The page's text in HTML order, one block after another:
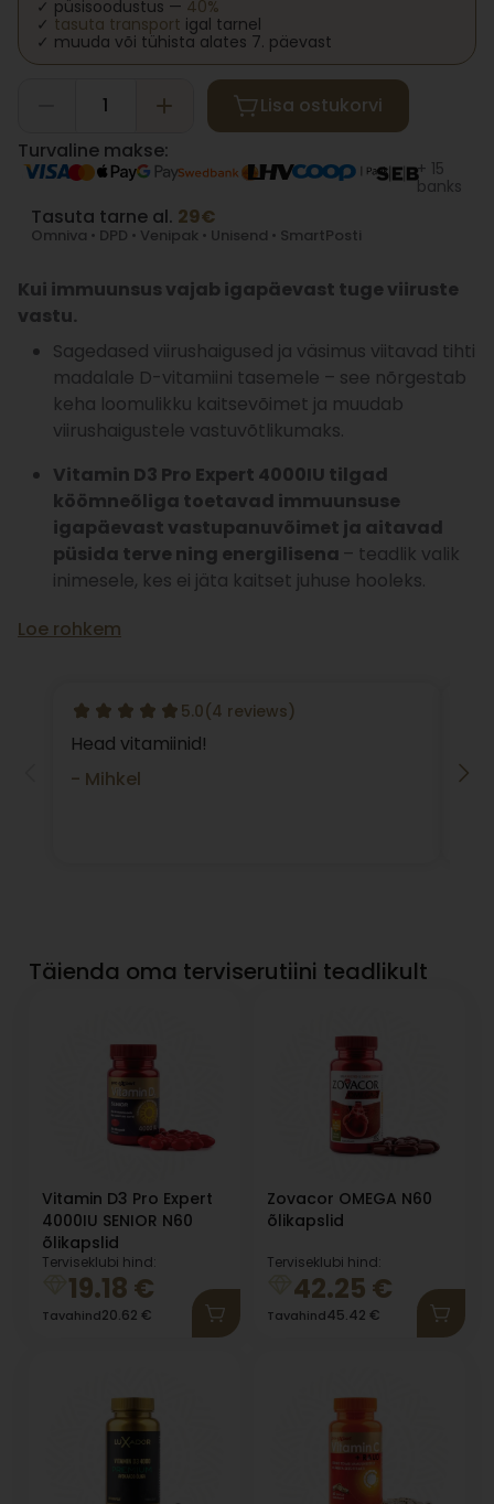
✓ püsisoodustus — 40%
✓ tasuta transport igal tarnel
✓ muuda või tühista alates 7. päevast
Lisa ostukorvi
Turvaline makse:
+ 15
banks
Tasuta tarne al. 29€
Omniva • DPD • Venipak • Unisend • SmartPosti
Kui immuunsus vajab igapäevast tuge viiruste
vastu.
Sagedased viirushaigused ja väsimus viitavad tihti
madalale D-vitamiini tasemele – see nõrgestab
keha loomulikku kaitsevõimet ja muudab
viirushaigustele vastuvõtlikumaks.
Vitamin D3 Pro Expert 4000IU tilgad
köömneõliga toetavad immuunsuse
igapäevast vastupanuvõimet ja aitavad
püsida terve ning energilisena – teadlik valik
inimesele, kes ei jäta kaitset juhuse hooleks.
Loe rohkem
5.0(4 reviews)
Head vitamiinid!
- Mihkel
Täienda oma terviserutiini teadlikult
Vitamin D3 Pro Expert
4000IU SENIOR N60
õlikapslid
Terviseklubi hind:
19.18 €
Tavahind20.62 €
Zovacor OMEGA N60
õlikapslid
Terviseklubi hind:
42.25 €
Tavahind45.42 €